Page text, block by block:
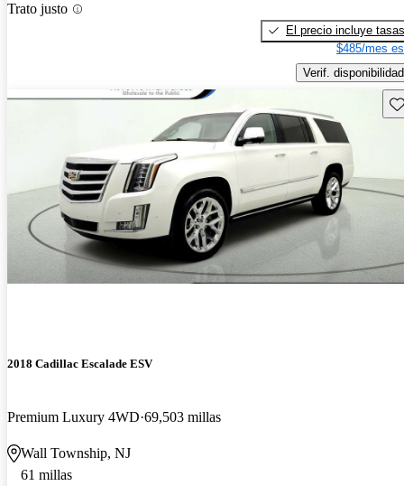
Trato justo
El precio incluye tasas
$485/mes
Verif. disponibilidad
2018 Cadillac Escalade ESV
Premium Luxury 4WD 69,503 millas
Wall Township, NJ
61 millas